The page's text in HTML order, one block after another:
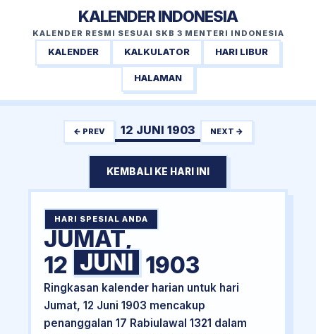
KALENDER INDONESIA
KALENDER RESMI SESUAI SKB 3 MENTERI INDONESIA
KALENDER KALKULATOR HARI LIBUR
HALAMAN
← PREV 12 JUNI 1903 NEXT →
KEMBALI KE HARI INI
HARI SPESIAL ANDA
JUMAT,
12 JUNI 1903
Ringkasan kalender harian untuk hari
Jumat, 12 Juni 1903 mencakup
penanggalan 17 Rabiulawal 1321 dalam